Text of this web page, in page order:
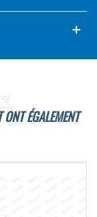
ÉGALEMENT